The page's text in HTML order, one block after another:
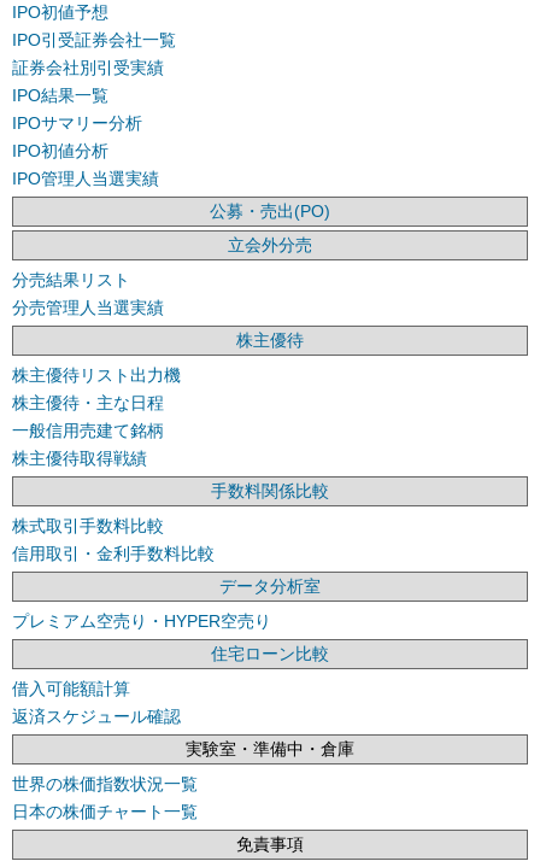
IPO初値予想
IPO引受証券会社一覧
証券会社別引受実績
IPO結果一覧
IPOサマリー分析
IPO初値分析
IPO管理人当選実績
公募・売出(PO)
立会外分売
分売結果リスト
分売管理人当選実績
株主優待
株主優待リスト出力機
株主優待・主な日程
一般信用売建て銘柄
株主優待取得戦績
手数料関係比較
株式取引手数料比較
信用取引・金利手数料比較
データ分析室
プレミアム空売り・HYPER空売り
住宅ローン比較
借入可能額計算
返済スケジュール確認
実験室・準備中・倉庫
世界の株価指数状況一覧
日本の株価チャート一覧
免責事項